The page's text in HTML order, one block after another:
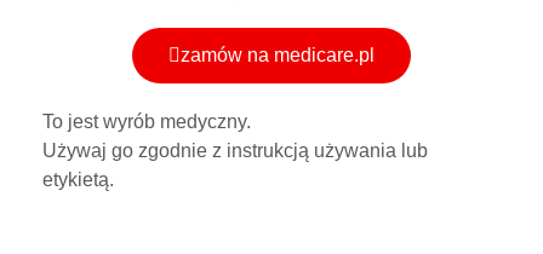
zamów na medicare.pl
To jest wyrób medyczny.
Używaj go zgodnie z instrukcją używania lub
etykietą.